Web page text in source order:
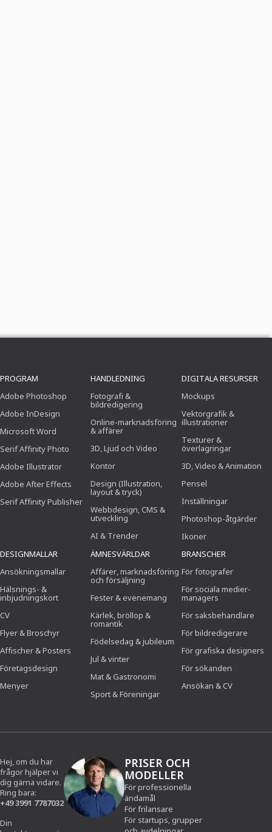
PROGRAM
Adobe Photoshop
Adobe InDesign
Microsoft Word
Serif Affinity Photo
Adobe Illustrator
Adobe After Effects
Serif Affinity Publisher
HANDLEDNING
Fotografi &
bildredigering
Online-marknadsföring
& affärer
3D, Ljud och Video
Kontor
Design (Illustration,
layout & tryck)
Webbdesign, CMS &
utveckling
AI & Trender
DIGITALA RESURSER
Mockups
Vektorgrafik &
illustrationer
Texturer &
överlagringar
3D, Video & Animation
Pensel
Inställningar
Photoshop-åtgärder
Ikoner
DESIGNMALLAR
Ansökningsmallar
Hälsnings- &
inbjudningskort
CV
Flyer & Broschyr
Affischer & Posters
Företagsdesign
Menyer
ÄMNESVÄRLDAR
Affärer, marknadsföring
och försäljning
Fester & evenemang
Kärlek, bröllop &
romantik
Födelsedag & jubileum
Jul & vinter
Mat & Gastronomi
Sport & Föreningar
BRANSCHER
För fotografer
För sociala medier-
managers
För saksbehandlare
För bildredigerare
För grafiska designers
För sökanden
Ansökan & CV
Hej, om du har
frågor hjälper vi
dig gärna vidare.
Ring bara:
+49 3991 7787032
Din
PRISER OCH
MODELLER
För professionella
ändamål
För frilansare
För startups, grupper